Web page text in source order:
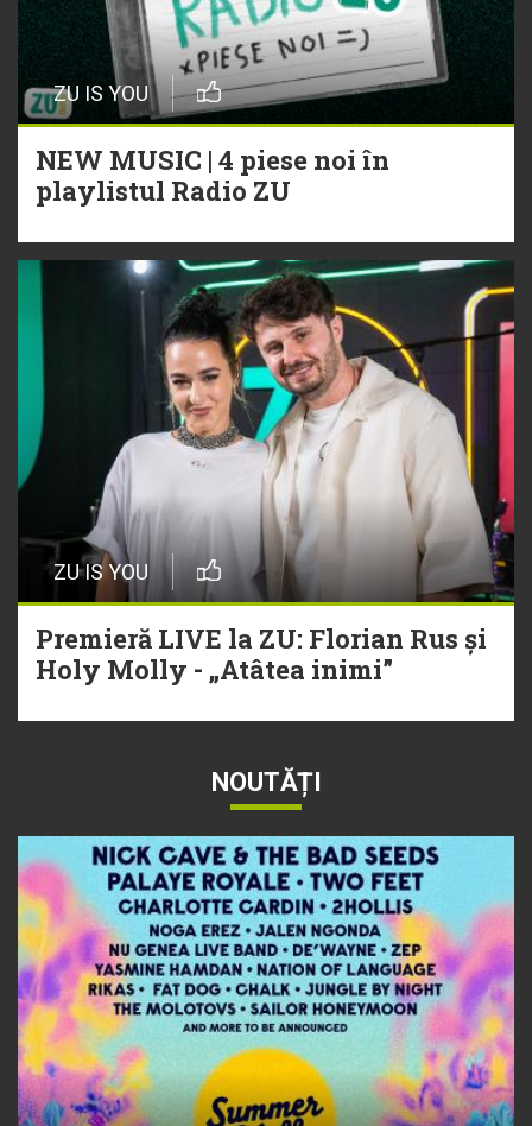
ZU IS YOU
NEW MUSIC | 4 piese noi în
playlistul Radio ZU
ZU IS YOU
Premieră LIVE la ZU: Florian Rus și
Holy Molly - „Atâtea inimi”
NOUTĂȚI